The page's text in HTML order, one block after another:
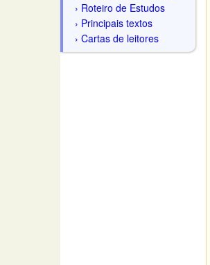
Roteiro de Estudos
Principais textos
Cartas de leitores